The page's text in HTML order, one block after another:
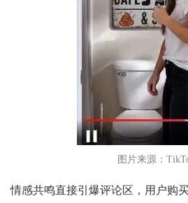
图片来源：
情感共鸣直接引爆评论区，用户购